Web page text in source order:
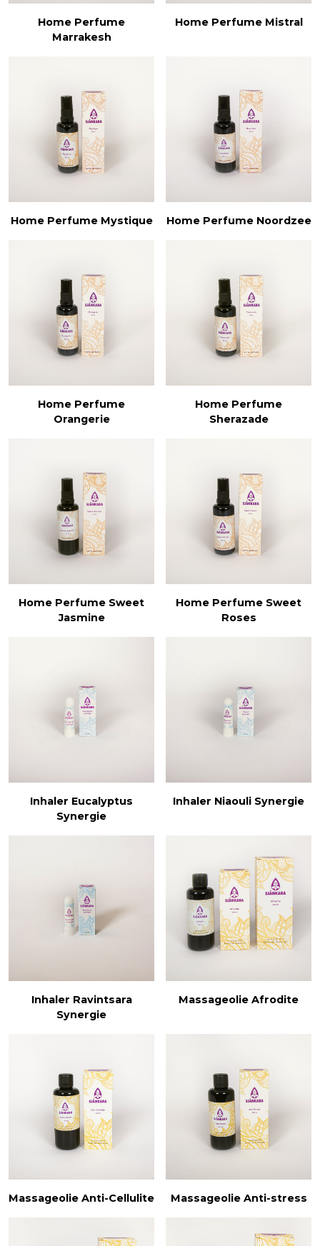
Home Perfume
Marrakesh
Home Perfume Mistral
Home Perfume Mystique Home Perfume Noordzee
Home Perfume
Orangerie
Home Perfume
Sherazade
Home Perfume Sweet
Jasmine
Home Perfume Sweet
Roses
Inhaler Eucalyptus
Synergie
Inhaler Niaouli Synergie
Inhaler Ravintsara
Synergie
Massageolie Afrodite
Massageolie Anti-Cellulite Massageolie Anti-stress